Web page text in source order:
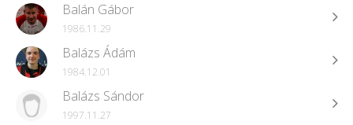
Balán Gábor
1986.11.29
Balázs Ádám
1984.12.01
Balázs Sándor
1997.11.27